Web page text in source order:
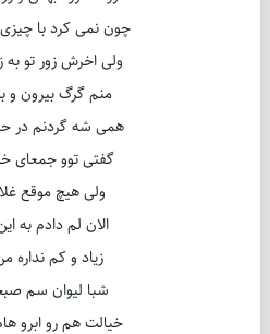
چون نمی کرد با
ولی اخرش زور تو
منم گرگ بیرون و
همی شه گردنم در
گفتی توو جمعای
ولی هیچ موقع
الان لم دادم به
زیاد و کم نداره
شبا لیوان سم
خیالت هم رو ابرو